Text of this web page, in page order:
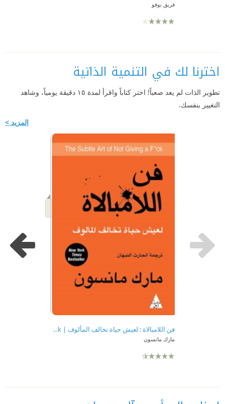
فريق بوفو
اخترنا لك في التنمية الذاتية
تطوير الذات لم يعد صعباً! اختر كتاباً واقرأ لمدة ١٥ دقيقة يومياً، وشاهد
التغيير بنفسك.
المزيد >
فن اللامبالاة : لعيش حياة تخالف المألوف | The Subtle Art of Not Giving a F*ck
مارك مانسون